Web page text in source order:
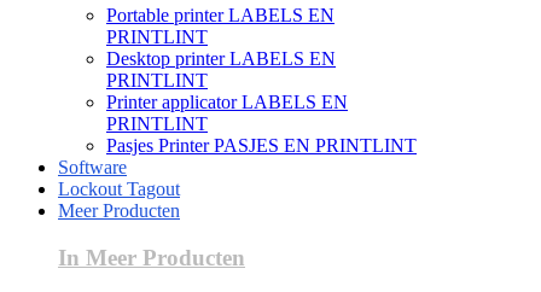
Portable printer LABELS EN
PRINTLINT
Desktop printer LABELS EN
PRINTLINT
Printer applicator LABELS EN
PRINTLINT
Pasjes Printer PASJES EN PRINTLINT
Software
Lockout Tagout
Meer Producten
In Meer Producten